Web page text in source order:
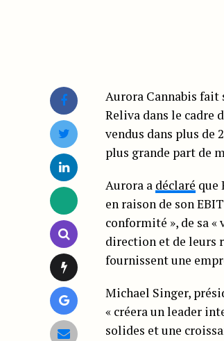
Aurora Cannabis fait
Reliva dans le cadre
vendus dans plus de
plus grande part de
Aurora a déclaré que
en raison de son
conformité », de sa
direction et de leurs
fournissent une
Michael Singer,
« créera un leader
solides et une